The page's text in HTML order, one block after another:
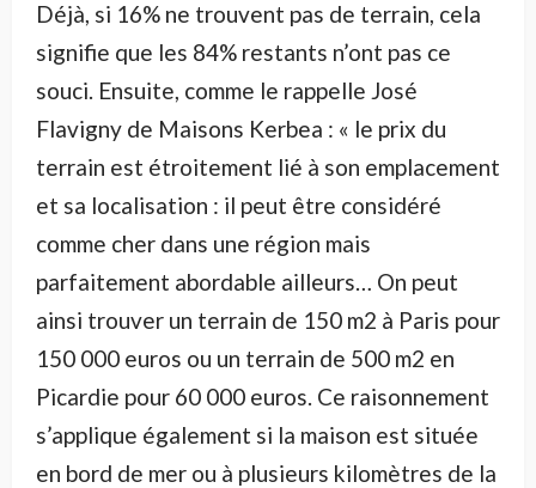
Déjà, si 16% ne trouvent pas de terrain, cela
signifie que les 84% restants n’ont pas ce
souci. Ensuite, comme le rappelle José
Flavigny de Maisons Kerbea : « le prix du
terrain est étroitement lié à son emplacement
et sa localisation : il peut être considéré
comme cher dans une région mais
parfaitement abordable ailleurs… On peut
ainsi trouver un terrain de 150 m2 à Paris pour
150 000 euros ou un terrain de 500 m2 en
Picardie pour 60 000 euros. Ce raisonnement
s’applique également si la maison est située
en bord de mer ou à plusieurs kilomètres de la